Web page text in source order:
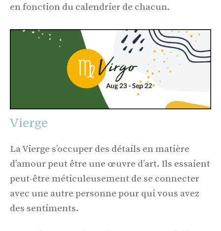
en fonction du calendrier de chacun.
Vierge
La Vierge s’occuper des détails en matière
d’amour peut être une œuvre d’art. Ils essaient
peut-être méticuleusement de se connecter
avec une autre personne pour qui vous avez
des sentiments.